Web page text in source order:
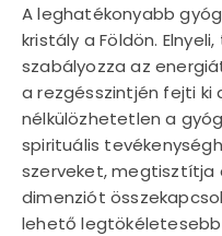
A leghatékonyabb
kristály a Földön.
szabályozza az
a rezgésszintjén fejti ki
nélkülözhetetlen a
spirituális
szerveket, megtisztítja
dimenziót
lehető